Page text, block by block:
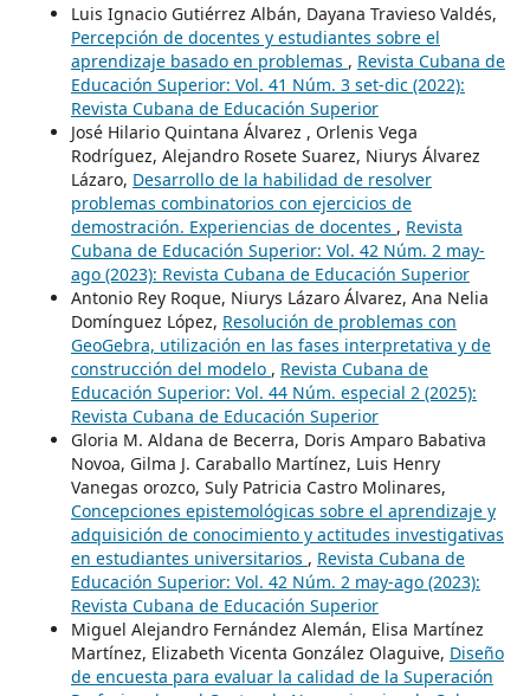
Luis Ignacio Gutiérrez Albán, Dayana Travieso Valdés,
Percepción de docentes y estudiantes sobre el
aprendizaje basado en problemas , Revista Cubana de
Educación Superior: Vol. 41 Núm. 3 set-dic (2022):
Revista Cubana de Educación Superior
José Hilario Quintana Álvarez , Orlenis Vega
Rodríguez, Alejandro Rosete Suarez, Niurys Álvarez
Lázaro, Desarrollo de la habilidad de resolver
problemas combinatorios con ejercicios de
demostración. Experiencias de docentes , Revista
Cubana de Educación Superior: Vol. 42 Núm. 2 may-
ago (2023): Revista Cubana de Educación Superior
Antonio Rey Roque, Niurys Lázaro Álvarez, Ana Nelia
Domínguez López, Resolución de problemas con
GeoGebra, utilización en las fases interpretativa y de
construcción del modelo , Revista Cubana de
Educación Superior: Vol. 44 Núm. especial 2 (2025):
Revista Cubana de Educación Superior
Gloria M. Aldana de Becerra, Doris Amparo Babativa
Novoa, Gilma J. Caraballo Martínez, Luis Henry
Vanegas orozco, Suly Patricia Castro Molinares,
Concepciones epistemológicas sobre el aprendizaje y
adquisición de conocimiento y actitudes investigativas
en estudiantes universitarios , Revista Cubana de
Educación Superior: Vol. 42 Núm. 2 may-ago (2023):
Revista Cubana de Educación Superior
Miguel Alejandro Fernández Alemán, Elisa Martínez
Martínez, Elizabeth Vicenta González Olaguive, Diseño
de encuesta para evaluar la calidad de la Superación